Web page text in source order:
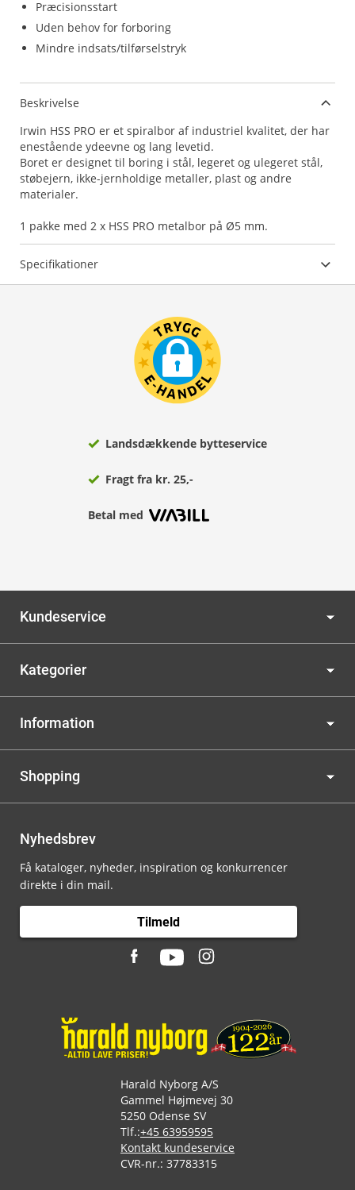
Præcisionsstart
Uden behov for forboring
Mindre indsats/tilførselstryk
Beskrivelse
Irwin HSS PRO er et spiralbor af industriel kvalitet, der har
enestående ydeevne og lang levetid.
Boret er designet til boring i stål, legeret og ulegeret stål,
støbejern, ikke-jernholdige metaller, plast og andre
materialer.
1 pakke med 2 x HSS PRO metalbor på Ø5 mm.
Specifikationer
Landsdækkende bytteservice
Fragt fra kr. 25,-
Betal med
Kundeservice
Kategorier
Information
Shopping
Nyhedsbrev
Få kataloger, nyheder, inspiration og konkurrencer
direkte i din mail.
Tilmeld
Harald Nyborg A/S
Gammel Højmevej 30
5250 Odense SV
Tlf.:+45 63959595
Kontakt kundeservice
CVR-nr.: 37783315